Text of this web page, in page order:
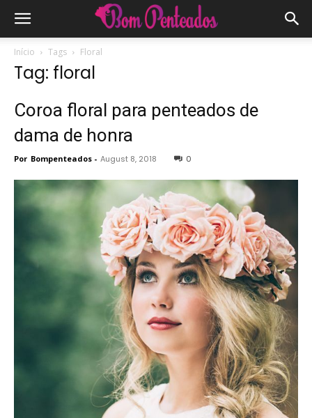
Início Tags Floral
Tag: floral
Coroa floral para penteados de
dama de honra
Por Bompenteados - August 8, 2018 0